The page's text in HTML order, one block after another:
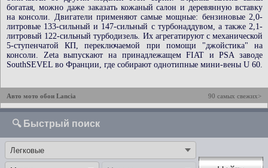
богатая, можно даже заказать кожаный салон и деревянную вставку
на консоли. Двигатели применяют самые мощные: бензиновые 2,0-
литровые 133-сильный и 147-сильный с турбонаддувом, а также 2,1-
литровый 122-сильный турбодизель. Их агрегатируют с механической
5-ступенчатой КП, переключаемой при помощи "джойстика" на
консоли. Zeta выпускают на принадлежащем FIAT и PSA заводе
SouthSEVEL во Франции, где собирают однотипные мини-вены U 60.
Авто мото обои Lancia 90 самых свежих>
🔍 Быстрый поиск